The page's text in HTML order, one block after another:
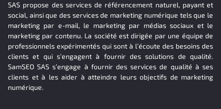
SAS propose des services de référencement naturel, payant et
social, ainsi que des services de marketing numérique tels que le
marketing par e-mail, le marketing par médias sociaux et le
marketing par contenu. La société est dirigée par une équipe de
professionnels expérimentés qui sont à l’écoute des besoins des
clients et qui s’engagent à fournir des solutions de qualité.
SamSEO SAS s’engage à fournir des services de qualité à ses
clients et à les aider à atteindre leurs objectifs de marketing
numérique.